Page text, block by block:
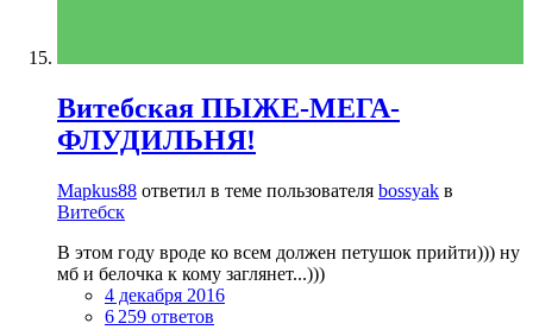
Витебская ПЫЖЕ-МЕГА-
ФЛУДИЛЬНЯ!
Mapkus88 ответил в теме пользователя bossyak в
Витебск
В этом году вроде ко всем должен петушок прийти))) ну
мб и белочка к кому заглянет...)))
4 декабря 2016
6 259 ответов